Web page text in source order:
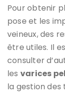
Pour obtenir
pose et les
veineux, des
être utiles. Il
consulter
les varices
la gestion